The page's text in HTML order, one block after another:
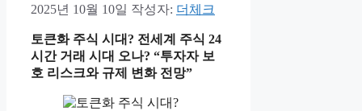
2025년 10월 10일 작성자: 더체크
토큰화 주식 시대? 전세계 주식 24
시간 거래 시대 오나? “투자자 보
호 리스크와 규제 변화 전망”